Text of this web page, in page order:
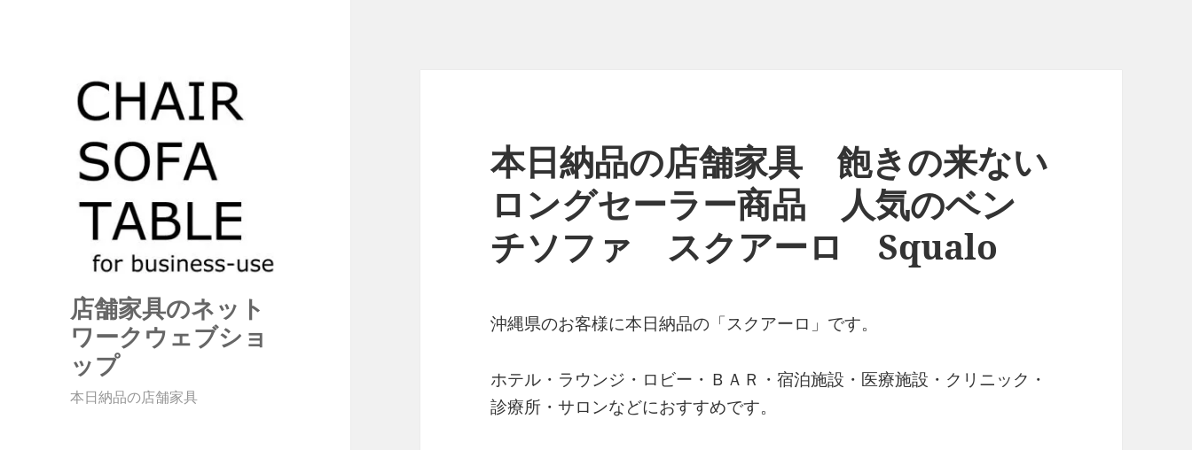
店舗家具のネット
ワークウェブショ
ップ
本日納品の店舗家具
本日納品の店舗家具 飽きの来ない
ロングセーラー商品 人気のベン
チソファ スクアーロ Squalo
沖縄県のお客様に本日納品の「スクアーロ」です。
ホテル・ラウンジ・ロビー・ＢＡＲ・宿泊施設・医療施設・クリニック・
診療所・サロンなどにおすすめです。